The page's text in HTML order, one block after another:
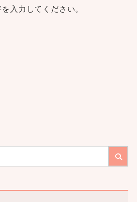
入力してください。